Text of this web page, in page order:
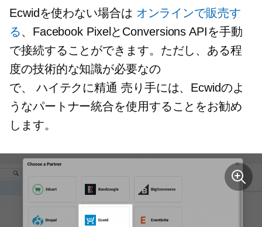
Ecwidを使わない場合は オンラインで販売す
る、Facebook PixelとConversions APIを手動
で接続することができます。ただし、ある程
度の技術的な知識が必要なの
で、 ハイテクに精通 売り手には、Ecwidのよ
うなパートナー統合を使用することをお勧め
します。